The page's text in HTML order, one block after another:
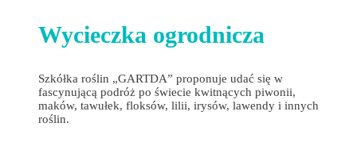
Wycieczka ogrodnicza
Szkółka roślin „GARTDA” proponuje udać się w
fascynującą podróż po świecie kwitnących piwonii,
maków, tawułek, floksów, lilii, irysów, lawendy i innych
roślin.